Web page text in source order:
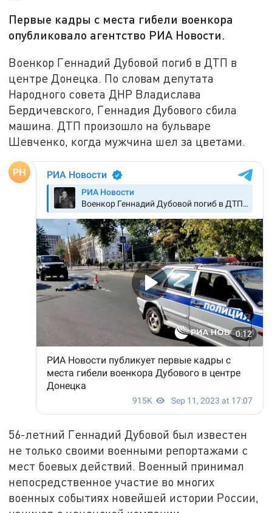
Первые кадры с места гибели военкора
опубликовало агентство РИА Новости.
Военкор Геннадий Дубовой погиб в ДТП в
центре Донецка. По словам депутата
Народного совета ДНР Владислава
Бердичевского, Геннадия Дубового сбила
машина. ДТП произошло на бульваре
Шевченко, когда мужчина шел за цветами.
56-летний Геннадий Дубовой был известен
не только своими военными репортажами с
мест боевых действий. Военный принимал
непосредственное участие во многих
военных событиях новейшей истории России,